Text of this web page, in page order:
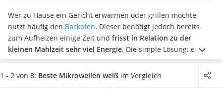
AEG-Waschmaschine
Saug-Wisch-Roboter
Handstaubsauger
Milchaufschäumer
Kondenstrockner
Reiskocher
Wer zu Hause ein Gericht erwärmen oder grillen möchte,
nutzt häufig den Backofen. Dieser benötigt jedoch bereits
zum Aufheizen einige Zeit und frisst in Relation zu der
kleinen Mahlzeit sehr viel Energie. Die simple Lösung: eine
Mikrowelle. Wie gängige Online-Tests belegen, macht vor
allem in modernen Küchen eine Mikrowelle in Weiß einiges
1 - 2 von 8: Beste Mikrowellen weiß im Vergleich